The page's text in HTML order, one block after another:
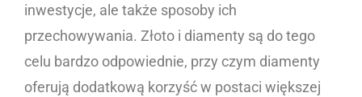
inwestycje, ale także sposoby ich
przechowywania. Złoto i diamenty są do tego
celu bardzo odpowiednie, przy czym diamenty
oferują dodatkową korzyść w postaci większej